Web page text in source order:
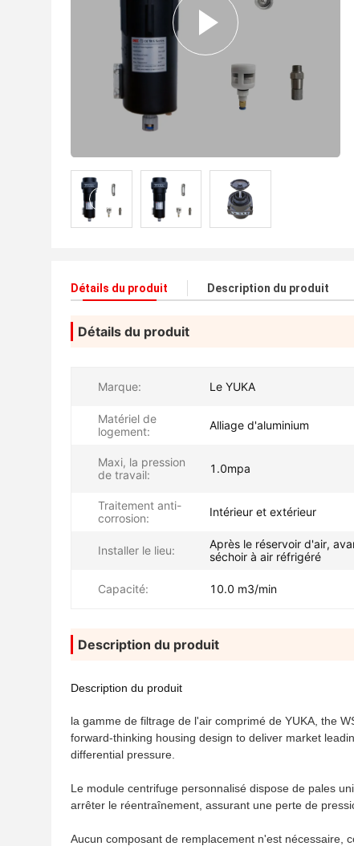
Détails du produit Description du produit
Détails du produit
Marque: Le YUKA
Matériel de
logement:
Alliage d'aluminium
Maxi, la pression
de travail:
1.0mpa
Traitement anti-
corrosion:
Intérieur et extérieur
Installer le lieu:
Après le réservoir d'air,
séchoir à air réfrigéré
Capacité: 10.0 m3/min
Description du produit
Description du produit
la gamme de filtrage de l'air comprimé de YUKA, the
forward-thinking housing design to deliver market
differential pressure.
Le module centrifuge personnalisé dispose de pales
arrêter le réentraînement, assurant une perte de
Aucun composant de remplacement n'est nécessaire,